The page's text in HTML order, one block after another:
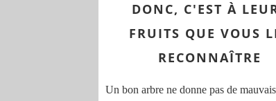
DONC, C'EST À
FRUITS QUE VOUS
RECONNAÎTRE
Un bon arbre ne donne pas de